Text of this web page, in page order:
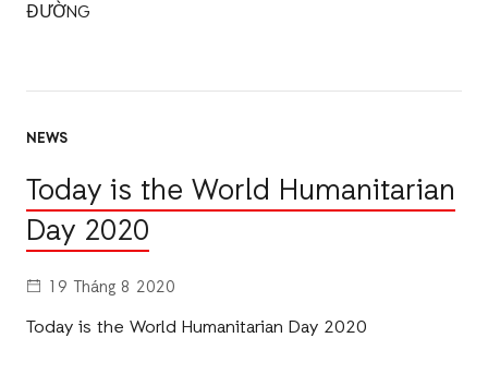
ĐƯỜNG
NEWS
Today is the World Humanitarian
Day 2020
19 Tháng 8 2020
Today is the World Humanitarian Day 2020